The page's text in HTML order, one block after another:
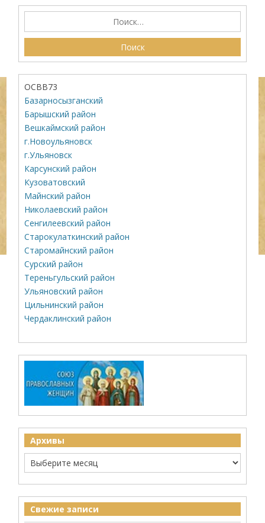
ОСВВ73
Базарносызганский
Барышский район
Вешкаймский район
г.Новоульяновск
г.Ульяновск
Карсунский район
Кузоватовский
Майнский район
Николаевский район
Сенгилеевский район
Старокулаткинский район
Старомайнский район
Сурский район
Тереньгульский район
Ульяновский район
Цильнинский район
Чердаклинский район
Архивы
Свежие записи